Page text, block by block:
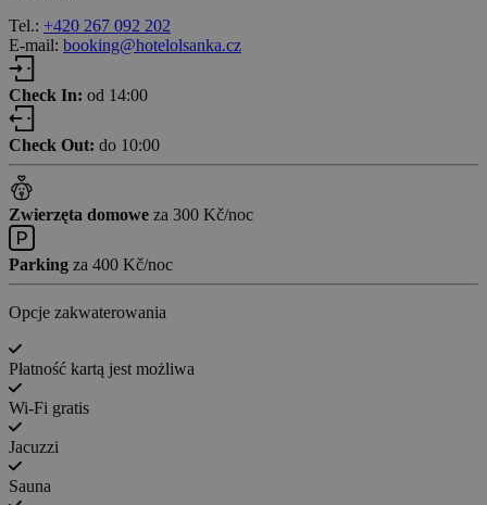
Tel.: +420 267 092 202
E-mail: booking@hotelolsanka.cz
Check In: od 14:00
Check Out: do 10:00
Zwierzęta domowe za 300 Kč/noc
Parking za 400 Kč/noc
Opcje zakwaterowania
Płatność kartą jest możliwa
Wi-Fi gratis
Jacuzzi
Sauna